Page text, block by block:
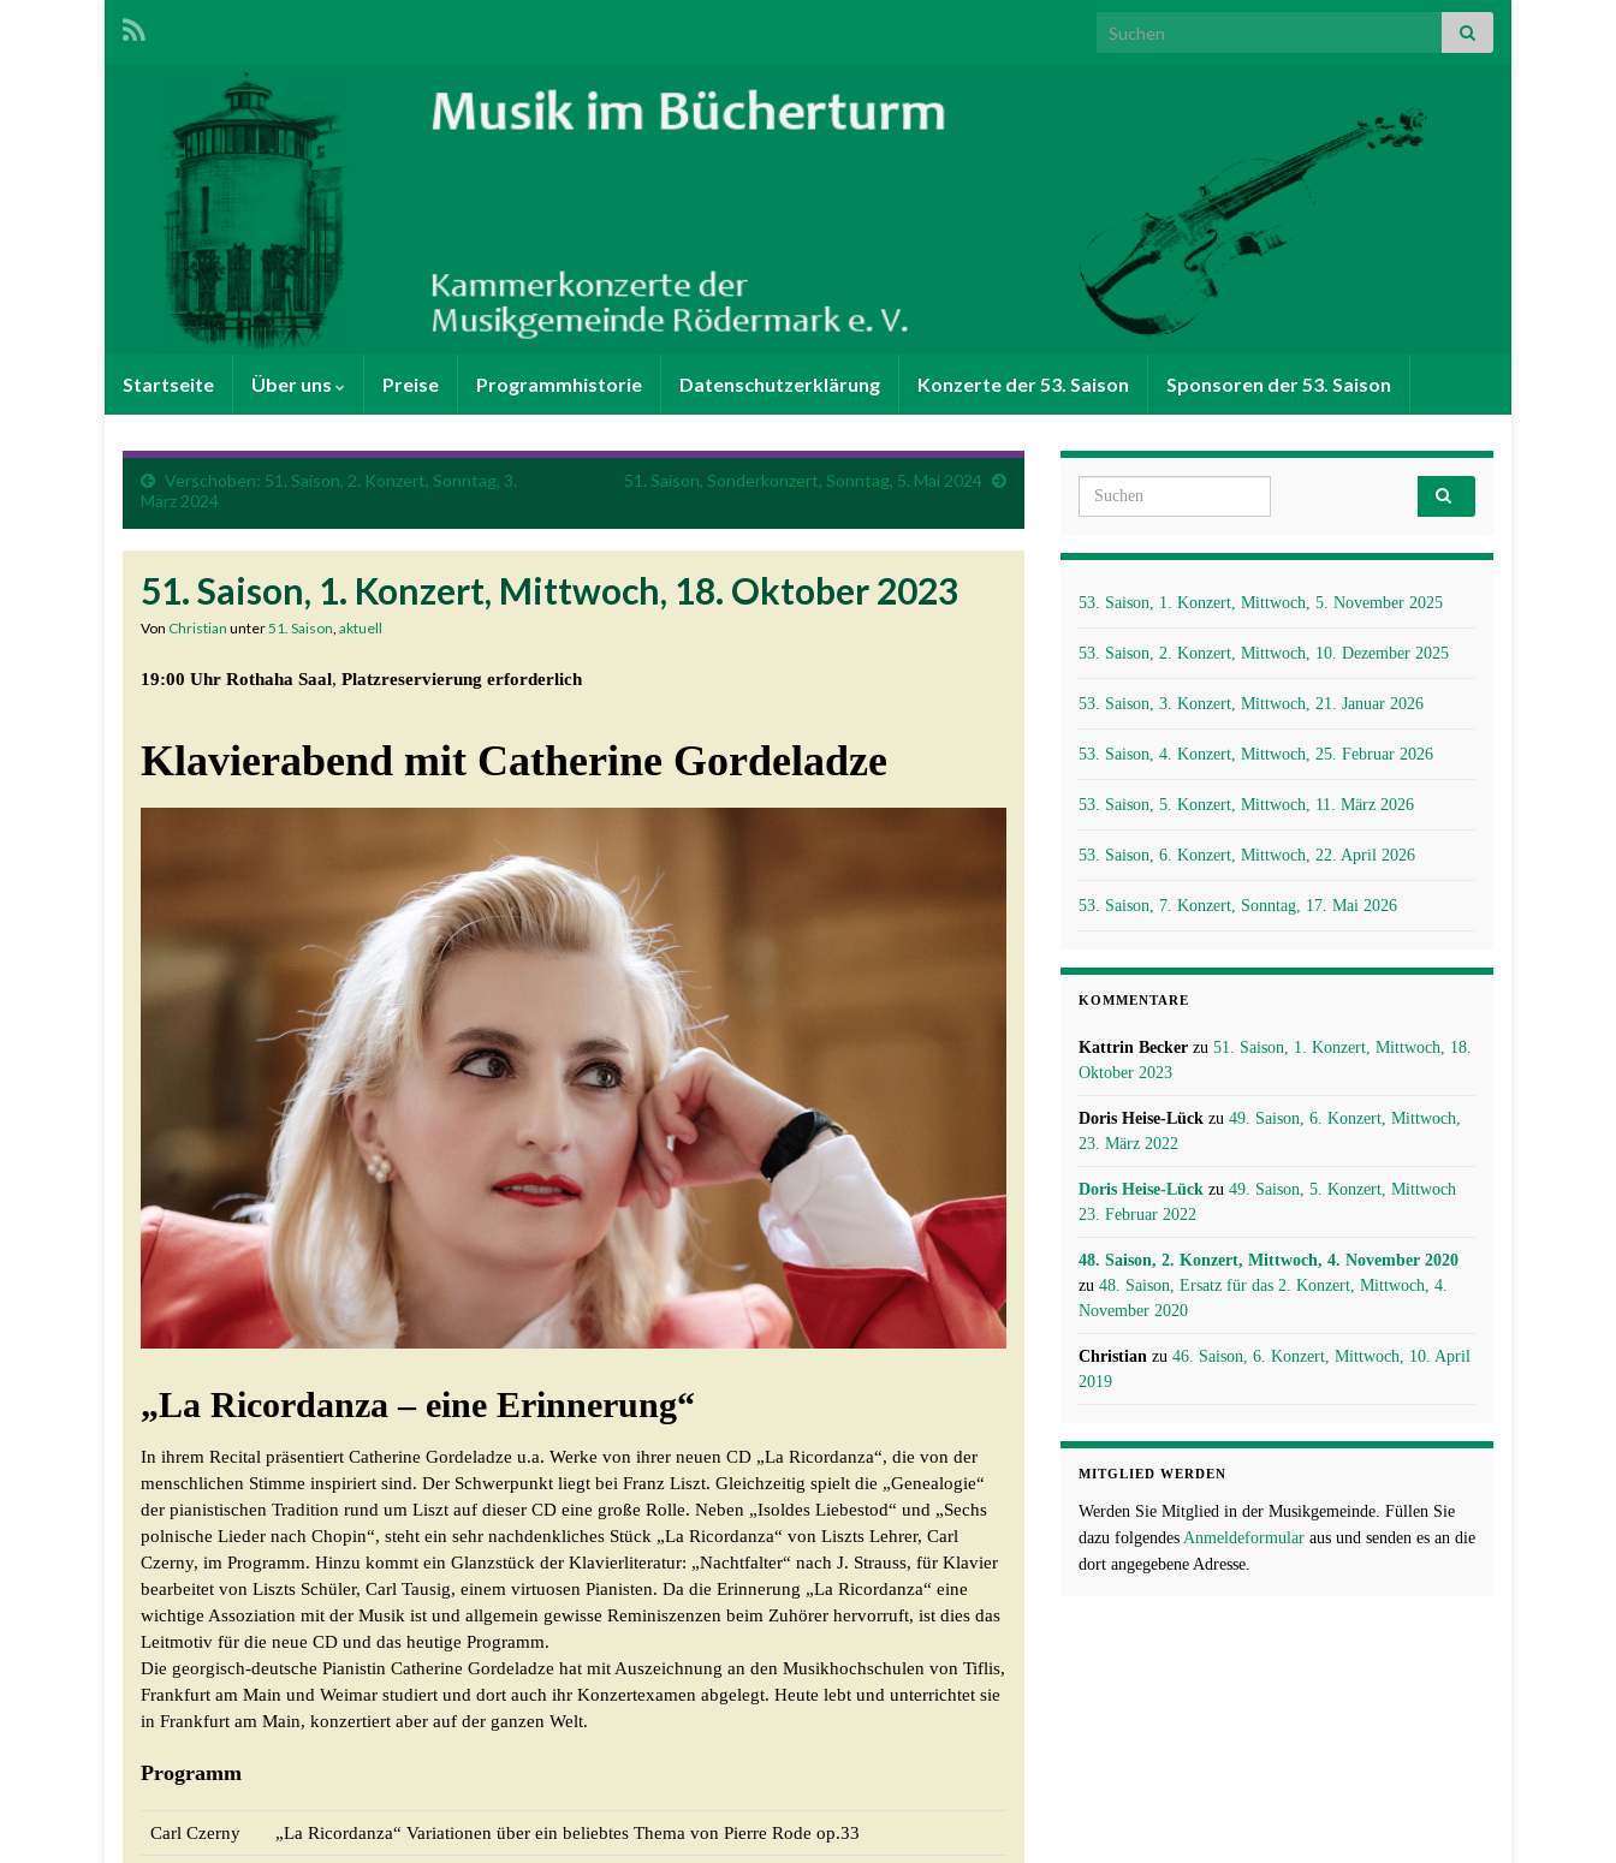
Search for:
Startseite Über uns Preise Programmhistorie Datenschutzerklärung Konzerte der 53. Saison Sponsoren der 53. Saison
Verschoben: 51. Saison, 2. Konzert, Sonntag, 3.
März 2024
51. Saison, Sonderkonzert, Sonntag, 5. Mai 2024
51. Saison, 1. Konzert, Mittwoch, 18. Oktober 2023
Von Christian unter51. Saison, aktuell
19:00 Uhr Rothaha Saal, Platzreservierung erforderlich
Klavierabend mit Catherine Gordeladze
„La Ricordanza – eine Erinnerung“
In ihrem Recital präsentiert Catherine Gordeladze u.a. Werke von ihrer neuen CD „La Ricordanza“, die von der
menschlichen Stimme inspiriert sind. Der Schwerpunkt liegt bei Franz Liszt. Gleichzeitig spielt die „Genealogie“
der pianistischen Tradition rund um Liszt auf dieser CD eine große Rolle. Neben „Isoldes Liebestod“ und „Sechs
polnische Lieder nach Chopin“, steht ein sehr nachdenkliches Stück „La Ricordanza“ von Liszts Lehrer, Carl
Czerny, im Programm. Hinzu kommt ein Glanzstück der Klavierliteratur: „Nachtfalter“ nach J. Strauss, für Klavier
bearbeitet von Liszts Schüler, Carl Tausig, einem virtuosen Pianisten. Da die Erinnerung „La Ricordanza“ eine
wichtige Assoziation mit der Musik ist und allgemein gewisse Reminiszenzen beim Zuhörer hervorruft, ist dies das
Leitmotiv für die neue CD und das heutige Programm.
Die georgisch-deutsche Pianistin Catherine Gordeladze hat mit Auszeichnung an den Musikhochschulen von Tiflis,
Frankfurt am Main und Weimar studiert und dort auch ihr Konzertexamen abgelegt. Heute lebt und unterrichtet sie
in Frankfurt am Main, konzertiert aber auf der ganzen Welt.
Programm
Carl Czerny „La Ricordanza“ Variationen über ein beliebtes Thema von Pierre Rode op.33
Search for:
53. Saison, 1. Konzert, Mittwoch, 5. November 2025
53. Saison, 2. Konzert, Mittwoch, 10. Dezember 2025
53. Saison, 3. Konzert, Mittwoch, 21. Januar 2026
53. Saison, 4. Konzert, Mittwoch, 25. Februar 2026
53. Saison, 5. Konzert, Mittwoch, 11. März 2026
53. Saison, 6. Konzert, Mittwoch, 22. April 2026
53. Saison, 7. Konzert, Sonntag, 17. Mai 2026
KOMMENTARE
Kattrin Becker zu 51. Saison, 1. Konzert, Mittwoch, 18.
Oktober 2023
Doris Heise-Lück zu 49. Saison, 6. Konzert, Mittwoch,
23. März 2022
Doris Heise-Lück zu 49. Saison, 5. Konzert, Mittwoch
23. Februar 2022
48. Saison, 2. Konzert, Mittwoch, 4. November 2020
zu 48. Saison, Ersatz für das 2. Konzert, Mittwoch, 4.
November 2020
Christian zu 46. Saison, 6. Konzert, Mittwoch, 10. April
2019
MITGLIED WERDEN
Werden Sie Mitglied in der Musikgemeinde. Füllen Sie
dazu folgendes Anmeldeformular aus und senden es an die
dort angegebene Adresse.